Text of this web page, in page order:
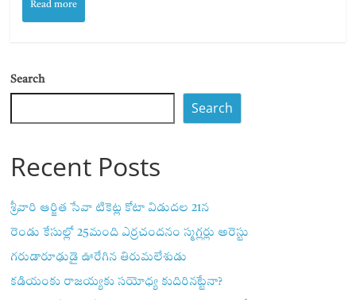
Read more
Search
Search
Recent Posts
శ్రీవారి ఆర్జిత సేవా టికెట్ల కోటా విడుదల 21న
రెండు కేసుల్లో 25మంది ఎర్రచందనం స్మగ్లర్లు అరెస్టు
గరుడారూఢుడై ఊరేగిన తిరుమలేశుడు
కడియంకు రాజయ్యకు సయోధ్య కుదిరినట్టేనా?